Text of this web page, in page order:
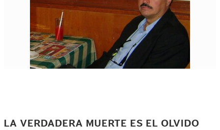
LA VERDADERA MUERTE ES EL OLVIDO